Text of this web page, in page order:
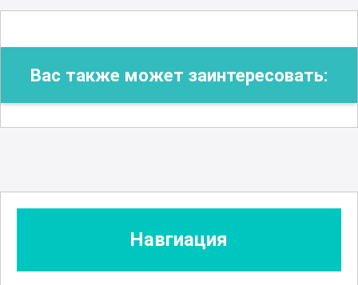
Вас также может заинтересовать:
Навгиация